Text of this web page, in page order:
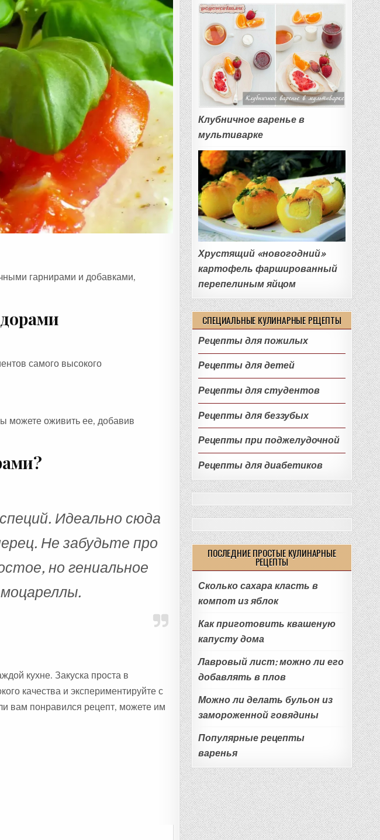
гарнирами и добавками,
самого высокого
можете оживить ее, добавив
Идеально сюда
Не забудьте про
но гениальное
кухне. Закуска проста в
качества и экспериментируйте с
вам понравился рецепт, можете им
Клубничное варенье в
мультиварке
Хрустящий «новогодний»
картофель фаршированный
перепелиным яйцом
СПЕЦИАЛЬНЫЕ КУЛИНАРНЫЕ РЕЦЕПТЫ
Рецепты для пожилых
Рецепты для детей
Рецепты для студентов
Рецепты для беззубых
Рецепты при поджелудочной
Рецепты для диабетиков
ПОСЛЕДНИЕ ПРОСТЫЕ КУЛИНАРНЫЕ
РЕЦЕПТЫ
Сколько сахара класть в
компот из яблок
Как приготовить квашеную
капусту дома
Лавровый лист: можно ли его
добавлять в плов
Можно ли делать бульон из
замороженной говядины
Популярные рецепты
варенья